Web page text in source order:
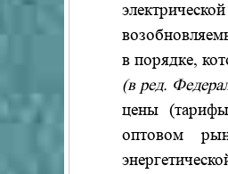
в порядке,
(в ред.
цены
оптовом